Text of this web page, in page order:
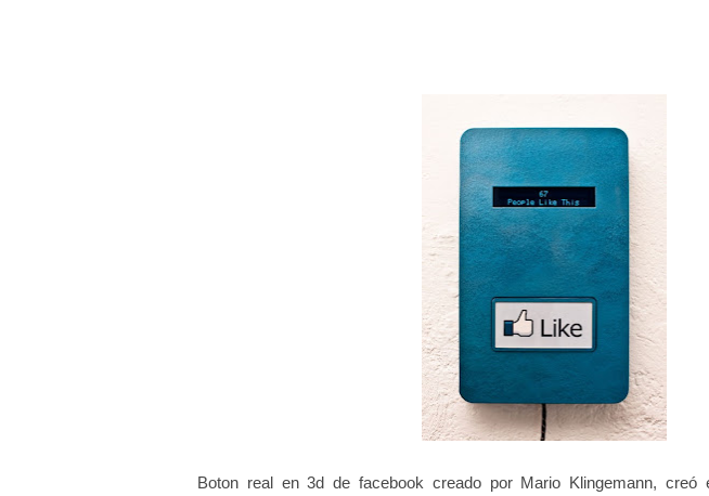
Boton real en 3d de facebook creado por Mario Klingemann, creó